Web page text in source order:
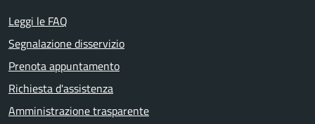
Leggi le FAQ
Segnalazione disservizio
Prenota appuntamento
Richiesta d'assistenza
Amministrazione trasparente